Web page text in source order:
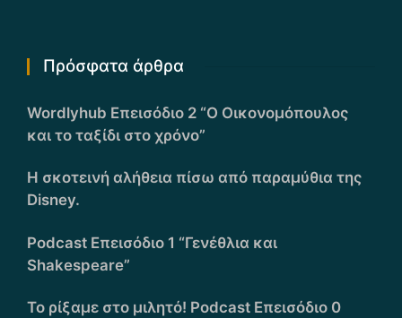
Πρόσφατα άρθρα
Wordlyhub Επεισόδιο 2 “Ο Οικονομόπουλος
και το ταξίδι στο χρόνο”
Η σκοτεινή αλήθεια πίσω από παραμύθια της
Disney.
Podcast Επεισόδιο 1 “Γενέθλια και
Shakespeare”
Το ρίξαμε στο μιλητό! Podcast Επεισόδιο 0